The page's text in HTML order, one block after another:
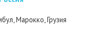
Марокко, Грузия